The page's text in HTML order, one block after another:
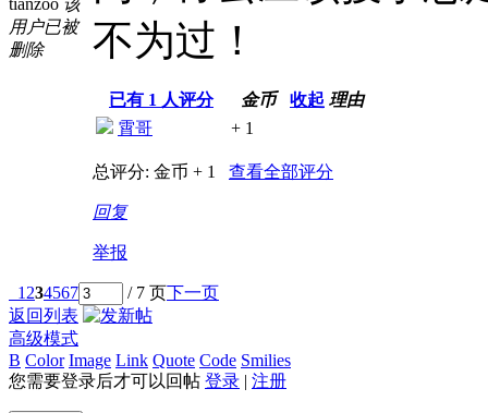
用户已被
删除
不为过！
已有 1 人评分 金币 收起 理由
霄哥
+ 1
总评分: 金币 + 1 查看全部评分
回复
举报
1 234567 / 7 页下一页
返回列表
高级模式
B Color Image Link Quote Code Smilies
您需要登录后才可以回帖 登录 | 注册